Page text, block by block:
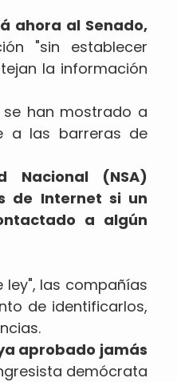
ahora al Senado,
"sin establecer
la información
se han mostrado a
a las barreras de
(NSA)
de Internet si un
a algún
ley", las compañías
de identificarlos,
aprobado jamás
demócrata